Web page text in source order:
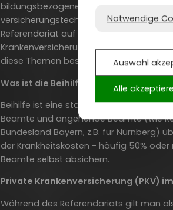
bildungsbezogenen Herausforderungen
versicherungstechnische
Referendariat auf den Beihilfeanspruch?
Krankenversicherung (PKV)? Und
diese Themen besonders achten?
Was ist die Beihilfe?
Beihilfe ist eine staatliche
Beamte und angehende Beamte (wie
Bundesland Bayern, z.B. für Nürnberg)
der Krankheitskosten - häufig 50%
Beamte selbst absichern.
Private Krankenversicherung (PKV)
Während des Referendariats gilt man
Notwendige
Auswahl
Alle